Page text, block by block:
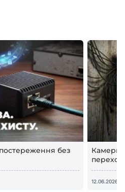
без
Камери
12.06.2026